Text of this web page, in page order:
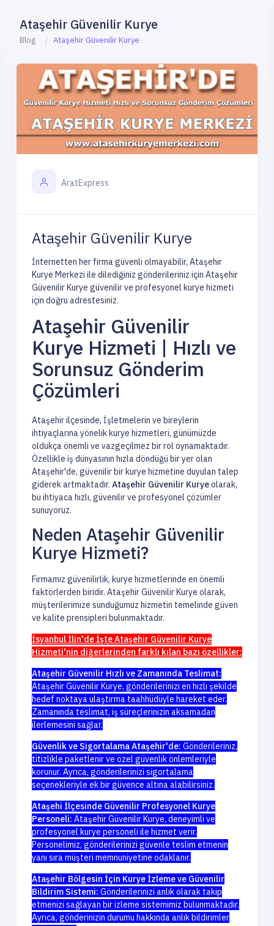
Ataşehir Güvenilir Kurye
Blog Ataşehir Güvenilir Kurye
AratExpress
Ataşehir Güvenilir Kurye
İnternetten her firma güvenli olmayabilir, Ataşehir
Kurye Merkezi ile dilediğiniz gönderileriniz için Ataşehir
Güvenilir Kurye güvenilir ve profesyonel kurye hizmeti
için doğru adrestesiniz.
Ataşehir Güvenilir
Kurye Hizmeti | Hızlı ve
Sorunsuz Gönderim
Çözümleri
Ataşehir ilçesinde, İşletmelerin ve bireylerin
ihtiyaçlarına yönelik kurye hizmetleri, günümüzde
oldukça önemli ve vazgeçilmez bir rol oynamaktadır.
Özellikle iş dünyasının hızla döndüğü bir yer olan
Ataşehir'de, güvenilir bir kurye hizmetine duyulan talep
giderek artmaktadır. Ataşehir Güvenilir Kuryeolarak,
bu ihtiyaca hızlı, güvenilir ve profesyonel çözümler
sunuyoruz.
Neden Ataşehir Güvenilir
Kurye Hizmeti?
Firmamız güvenilirlik, kurye hizmetlerinde en önemli
faktörlerden biridir. Ataşehir Güvenilir Kurye olarak,
müşterilerimize sunduğumuz hizmetin temelinde güven
ve kalite prensipleri bulunmaktadır.
İsyanbul İlin'de İşte Ataşehir Güvenilir Kurye
Hizmeti'nin diğerlerinden farklı kılan bazı özellikler:
Ataşehir Güvenilir Hızlı ve Zamanında Teslimat:
Ataşehir Güvenilir Kurye, gönderilerinizi en hızlı şekilde
hedef noktaya ulaştırma taahhüdüyle hareket eder.
Zamanında teslimat, iş süreçlerinizin aksamadan
ilerlemesini sağlar.
Güvenlik ve Sigortalama Ataşehir'de: Gönderileriniz,
titizlikle paketlenir ve özel güvenlik önlemleriyle
korunur. Ayrıca, gönderilerinizi sigortalama
seçenekleriyle ek bir güvence altına alabilirsiniz.
Ataşehi İlçesinde Güvenilir Profesyonel Kurye
Personeli: Ataşehir Güvenilir Kurye, deneyimli ve
profesyonel kurye personeli ile hizmet verir.
Personelimiz, gönderilerinizi güvenle teslim etmenin
yanı sıra müşteri memnuniyetine odaklanır.
Ataşehir Bölgesin İçin Kurye İzleme ve Güvenilir
Bildirim Sistemi: Gönderilerinizi anlık olarak takip
etmenizi sağlayan bir izleme sistemimiz bulunmaktadır.
Ayrıca, gönderinizin durumu hakkında anlık bildirimler